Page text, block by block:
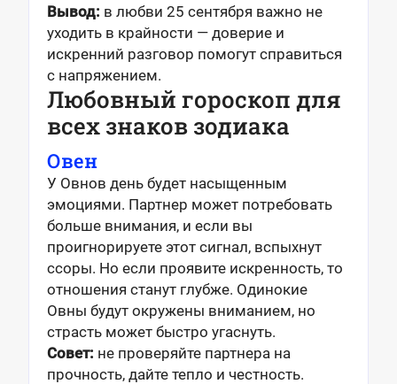
Вывод: в любви 25 сентября важно не
уходить в крайности — доверие и
искренний разговор помогут справиться
с напряжением.
Любовный гороскоп для
всех знаков зодиака
Овен
У Овнов день будет насыщенным
эмоциями. Партнер может потребовать
больше внимания, и если вы
проигнорируете этот сигнал, вспыхнут
ссоры. Но если проявите искренность, то
отношения станут глубже. Одинокие
Овны будут окружены вниманием, но
страсть может быстро угаснуть.
Совет: не проверяйте партнера на
прочность, дайте тепло и честность.